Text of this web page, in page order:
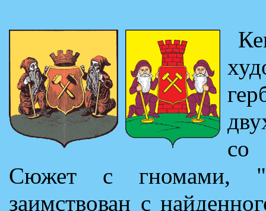
со
Сюжет с гномами,
заимствован с